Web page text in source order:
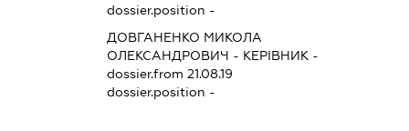
dossier.position -
ДОВГАНЕНКО МИКОЛА
ОЛЕКСАНДРОВИЧ - КЕРІВНИК -
dossier.from 21.08.19
dossier.position -